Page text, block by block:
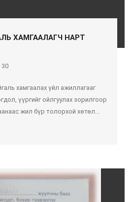
ХАМГААЛАГЧ НАРТ
30
хамгаалах үйл ажиллагааг
үүргийг ойлгуулах зорилгоор
жил бүр толорхой хөтөл...